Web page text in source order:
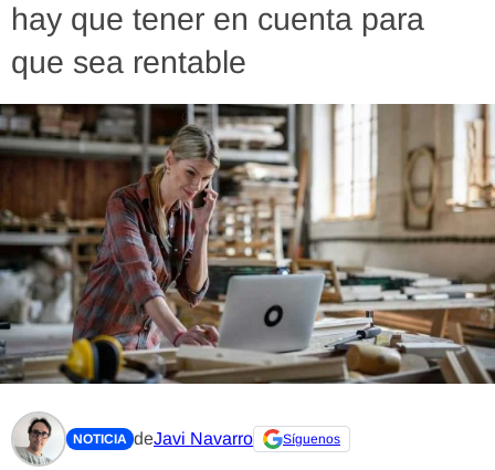
hay que tener en cuenta para
que sea rentable
NOTICIA deJavi Navarro Síguenos